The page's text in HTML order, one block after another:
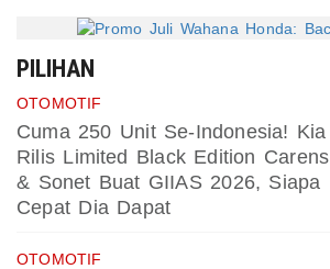
PILIHAN
OTOMOTIF
Cuma 250 Unit Se-Indonesia! Kia
Rilis Limited Black Edition Carens
& Sonet Buat GIIAS 2026, Siapa
Cepat Dia Dapat
OTOMOTIF